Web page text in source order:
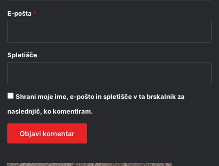
E-pošta *
Spletišče
Shrani moje ime, e-pošto in spletišče v ta brskalnik za
naslednjič, ko komentiram.